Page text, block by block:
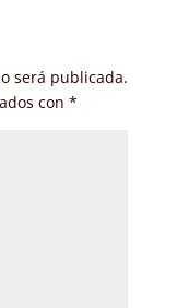
será publicada.
con *